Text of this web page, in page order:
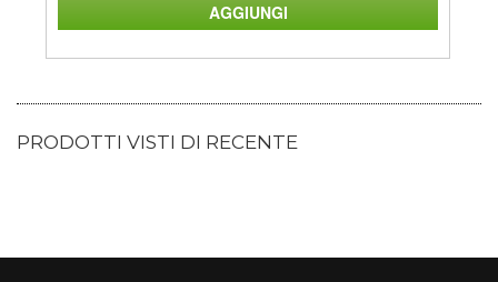
PRODOTTI VISTI DI RECENTE